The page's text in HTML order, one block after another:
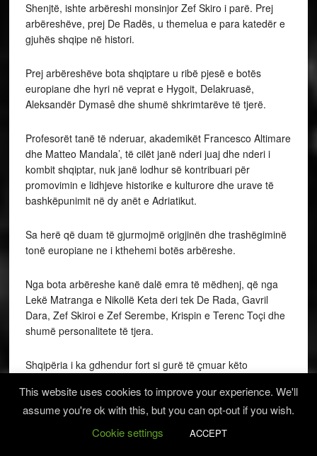
Shenjtë, ishte arbëreshi monsinjor Zef Skiro i parë. Prej
arbëreshëve, prej De Radës, u themelua e para katedër e
gjuhës shqipe në histori.
Prej arbëreshëve bota shqiptare u ribë pjesë e botës
europiane dhe hyri në veprat e Hygoit, Delakruasë,
Aleksandër Dymasê dhe shumë shkrimtarëve të tjerë.
Profesorët tanë të nderuar, akademikët Francesco Altimare
dhe Matteo Mandala’, të cilët janë nderi juaj dhe nderi i
kombit shqiptar, nuk janë lodhur së kontribuari për
promovimin e lidhjeve historike e kulturore dhe urave të
bashkëpunimit në dy anët e Adriatikut.
Sa herë që duam të gjurmojmë origjinën dhe trashëgiminë
tonë europiane ne i kthehemi botës arbëreshe.
Nga bota arbëreshe kanë dalë emra të mëdhenj, që nga
Lekë Matranga e Nikollë Keta deri tek De Rada, Gavril
Dara, Zef Skiroi e Zef Serembe, Krispin e Terenc Toçi dhe
shumë personalitete të tjera.
Shqipëria i ka gdhendur fort si gurë të çmuar këto
Shqipëria ka qënë europiane dhe moderne shumë kohë
para se të fitonte pavarësinë e saj.
This website uses cookies to improve your experience. We'll
assume you're ok with this, but you can opt-out if you wish.
Cookie settings
ACCEPT